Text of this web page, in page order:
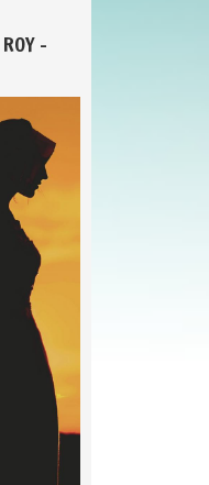
-